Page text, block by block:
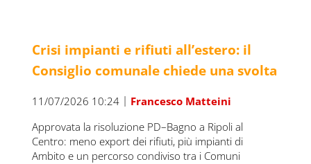
Crisi impianti e rifiuti all’estero: il
Consiglio comunale chiede una svolta
11/07/2026 10:24 | Francesco Matteini
Approvata la risoluzione PD–Bagno a Ripoli al
Centro: meno export dei rifiuti, più impianti di
Ambito e un percorso condiviso tra i Comuni